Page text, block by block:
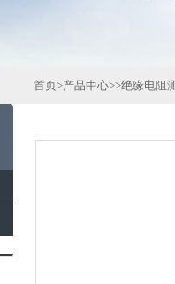
首页>产品中心>>绝缘电阻